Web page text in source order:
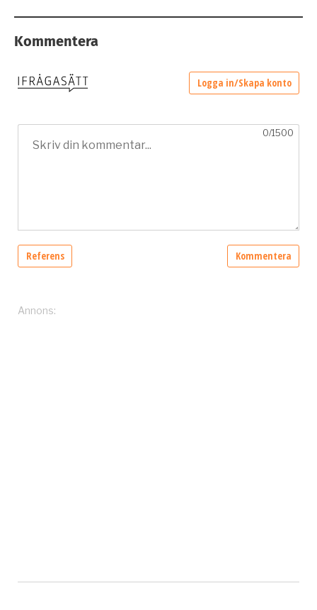
Kommentera